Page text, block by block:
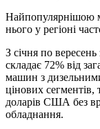
Найпопулярнішою
нього у регіоні
З січня по вересень
складає 72% від
машин з
цінових сегментів,
доларів США без
обладнання.